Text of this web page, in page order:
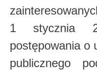
1 stycznia
postępowania o
publicznego